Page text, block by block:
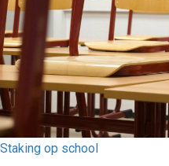
Staking op school